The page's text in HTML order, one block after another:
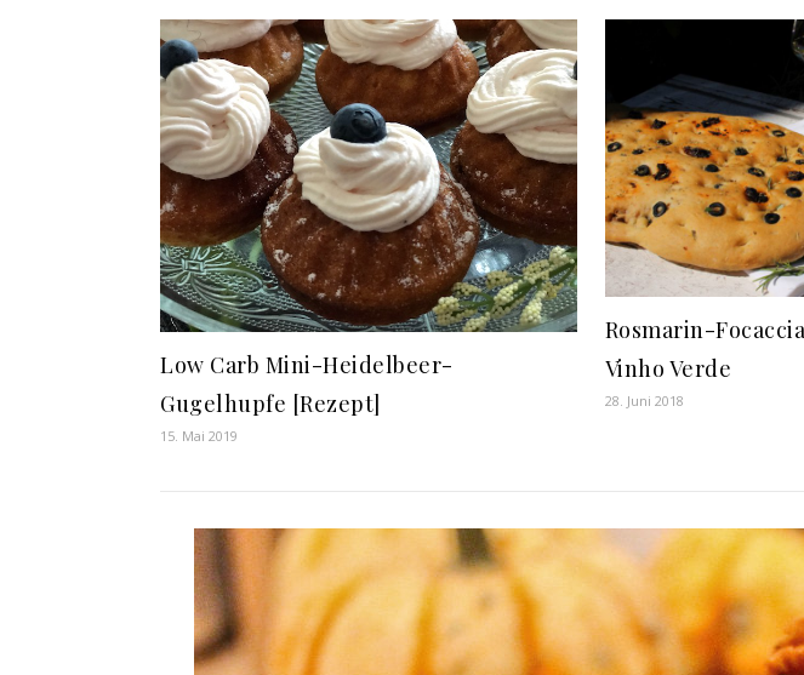
Low Carb Mini-Heidelbeer-
Gugelhupfe [Rezept]
15. Mai 2019
Rosmarin-
Vinho Verde
28. Juni 2018